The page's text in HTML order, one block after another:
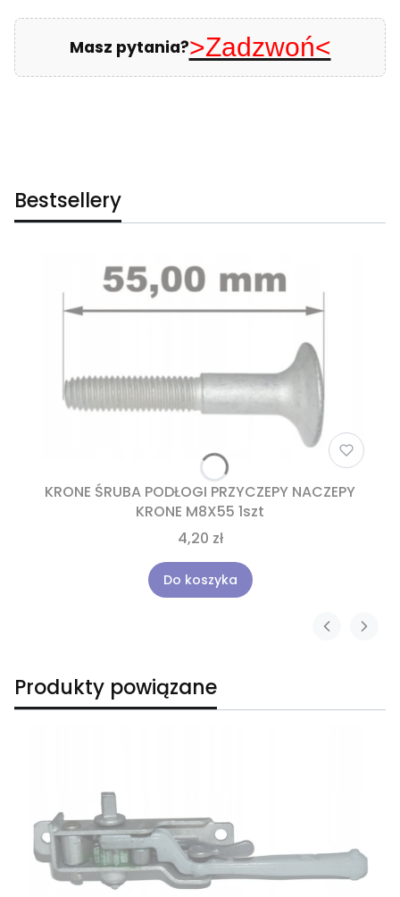
Masz pytania?>Zadzwoń<
Bestsellery
KRONE ŚRUBA PODŁOGI PRZYCZEPY NACZEPY
KRONE M8X55 1szt
4,20 zł
Do koszyka
Produkty powiązane